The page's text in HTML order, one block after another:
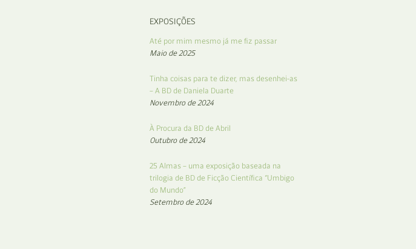
EXPOSIÇÕES
Até por mim mesmo já me fiz passar
Maio de 2025
Tinha coisas para te dizer, mas desenhei-as
– A BD de Daniela Duarte
Novembro de 2024
À Procura da BD de Abril
Outubro de 2024
25 Almas – uma exposição baseada na
trilogia de BD de Ficção Científica “Umbigo
do Mundo”
Setembro de 2024